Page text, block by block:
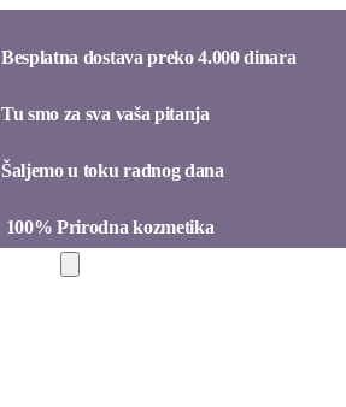
Besplatna dostava preko 4.000 dinara​
Tu smo za sva vaša pitanja​
Šaljemo u toku radnog dana​
100% Prirodna kozmetika​